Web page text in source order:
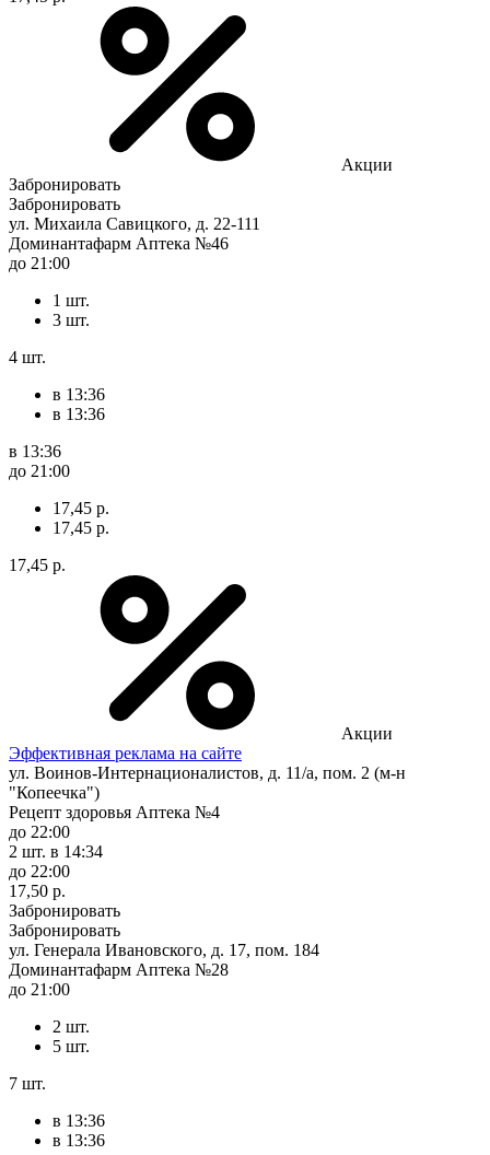
Акции
Забронировать
Забронировать
ул. Михаила Савицкого, д. 22-111
Доминантафарм Аптека №46
до 21:00
1 шт.
3 шт.
4 шт.
в 13:36
в 13:36
в 13:36
до 21:00
17,45 р.
17,45 р.
17,45 р.
Акции
Эффективная реклама на сайте
ул. Воинов-Интернационалистов, д. 11/а, пом. 2 (м-н
"Копеечка")
Рецепт здоровья Аптека №4
до 22:00
2 шт. в 14:34
до 22:00
17,50 р.
Забронировать
Забронировать
ул. Генерала Ивановского, д. 17, пом. 184
Доминантафарм Аптека №28
до 21:00
2 шт.
5 шт.
7 шт.
в 13:36
в 13:36